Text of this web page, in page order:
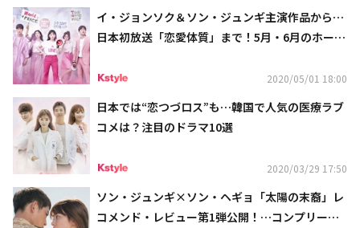
イ・ジョンソク＆ソン・ジュンギ主演作品から…
日本初放送「恋愛体質」まで！5月・6月のホーム
2020/05/01 18:00
日本では“恋つづロス”も…韓国で人気の医療ラブ
コメは？注目のドラマ10選
2020/03/29 17:50
ソン・ジュンギ×ソン・ヘギョ「太陽の末裔」レ
コメンド・レビュー第1弾公開！…コンプリート